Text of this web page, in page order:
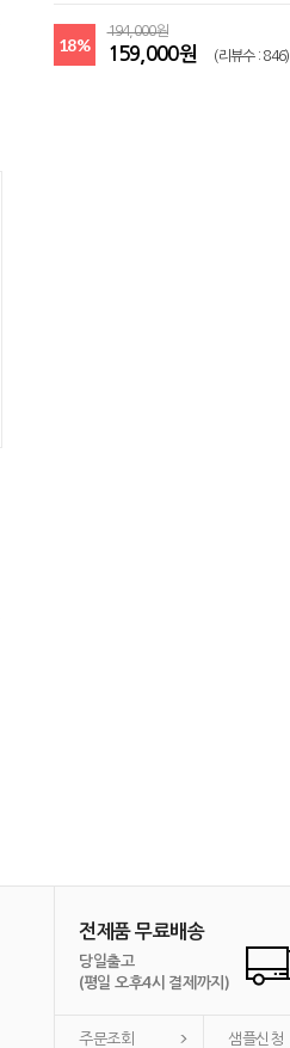
18%
194,000원
159,000원 (리뷰수 : 846)
전제품 무료배송
당일출고
(평일 오후4시 결제까지)
주문조회 샘플신청